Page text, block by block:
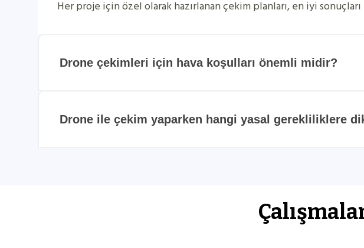
Her proje için özel olarak hazırlanan çekim planları, en iyi
Drone çekimleri için hava koşulları önemli midir?
Drone ile çekim yaparken hangi yasal gerekliliklere